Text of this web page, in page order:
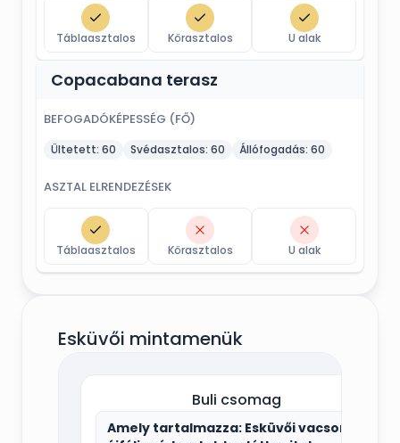
Táblaasztalos Körasztalos U alak
Copacabana terasz
BEFOGADÓKÉPESSÉG (FŐ)
Ültetett: 60 Svédasztalos: 60 Állófogadás: 60
ASZTAL ELRENDEZÉSEK
Táblaasztalos Körasztalos U alak
Esküvői mintamenük
Buli csomag
Amely tartalmazza: Esküvői vacsora,